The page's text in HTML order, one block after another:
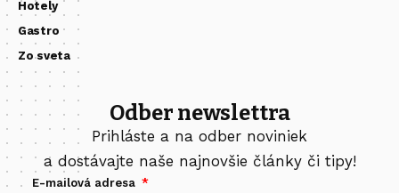
Hotely
Gastro
Zo sveta
Odber newslettra
Prihláste a na odber noviniek
a dostávajte naše najnovšie články či tipy!
E-mailová adresa